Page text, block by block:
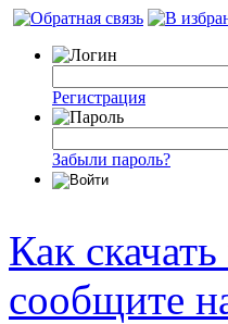
Регистрация
Забыли пароль?
Как
сообщите